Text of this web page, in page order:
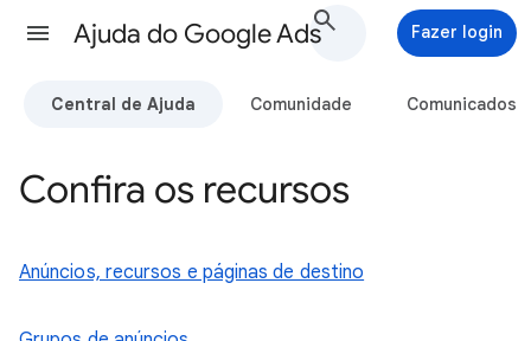
Ajuda do Google Ads Fazer login
Central de Ajuda Comunidade Comunicados
Confira os recursos
Anúncios, recursos e páginas de destino